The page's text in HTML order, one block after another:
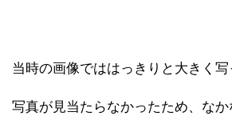
当時の画像でははっきりと大きく写
写真が見当たらなかったため、なか